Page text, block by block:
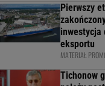
Pierwszy
inwestycja
eksportu
MATERIAŁ
Tichonow